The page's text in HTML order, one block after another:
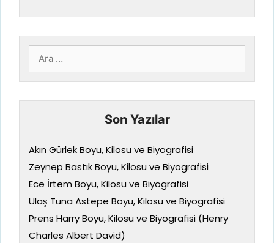
için
ara
Son Yazılar
Akın Gürlek Boyu, Kilosu ve Biyografisi
Zeynep Bastık Boyu, Kilosu ve Biyografisi
Ece İrtem Boyu, Kilosu ve Biyografisi
Ulaş Tuna Astepe Boyu, Kilosu ve Biyografisi
Prens Harry Boyu, Kilosu ve Biyografisi (Henry
Charles Albert David)